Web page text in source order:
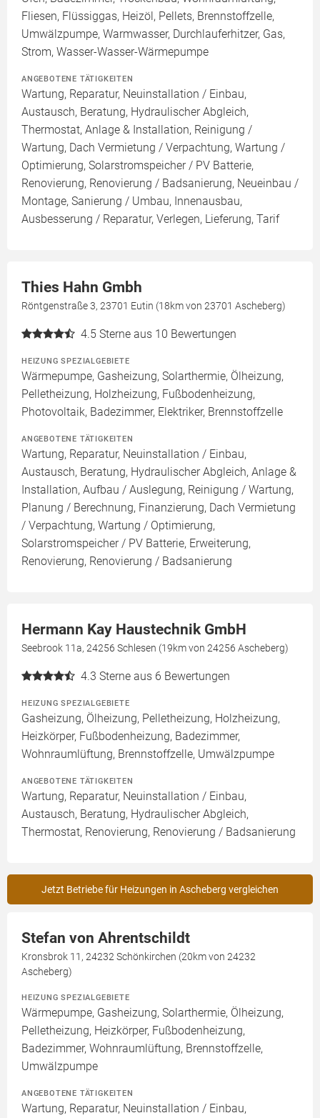
Fliesen, Flüssiggas, Heizöl, Pellets, Brennstoffzelle,
Umwälzpumpe, Warmwasser, Durchlauferhitzer, Gas,
Strom, Wasser-Wasser-Wärmepumpe
ANGEBOTENE TÄTIGKEITEN
Wartung, Reparatur, Neuinstallation / Einbau,
Austausch, Beratung, Hydraulischer Abgleich,
Thermostat, Anlage & Installation, Reinigung /
Wartung, Dach Vermietung / Verpachtung, Wartung /
Optimierung, Solarstromspeicher / PV Batterie,
Renovierung, Renovierung / Badsanierung, Neueinbau /
Montage, Sanierung / Umbau, Innenausbau,
Ausbesserung / Reparatur, Verlegen, Lieferung, Tarif
Thies Hahn Gmbh
Röntgenstraße 3, 23701 Eutin (18km von 23701 Ascheberg)
4.5 Sterne aus 10 Bewertungen
HEIZUNG SPEZIALGEBIETE
Wärmepumpe, Gasheizung, Solarthermie, Ölheizung,
Pelletheizung, Holzheizung, Fußbodenheizung,
Photovoltaik, Badezimmer, Elektriker, Brennstoffzelle
ANGEBOTENE TÄTIGKEITEN
Wartung, Reparatur, Neuinstallation / Einbau,
Austausch, Beratung, Hydraulischer Abgleich, Anlage &
Installation, Aufbau / Auslegung, Reinigung / Wartung,
Planung / Berechnung, Finanzierung, Dach Vermietung
/ Verpachtung, Wartung / Optimierung,
Solarstromspeicher / PV Batterie, Erweiterung,
Renovierung, Renovierung / Badsanierung
Hermann Kay Haustechnik GmbH
Seebrook 11a, 24256 Schlesen (19km von 24256 Ascheberg)
4.3 Sterne aus 6 Bewertungen
HEIZUNG SPEZIALGEBIETE
Gasheizung, Ölheizung, Pelletheizung, Holzheizung,
Heizkörper, Fußbodenheizung, Badezimmer,
Wohnraumlüftung, Brennstoffzelle, Umwälzpumpe
ANGEBOTENE TÄTIGKEITEN
Wartung, Reparatur, Neuinstallation / Einbau,
Austausch, Beratung, Hydraulischer Abgleich,
Thermostat, Renovierung, Renovierung / Badsanierung
Jetzt Betriebe für Heizungen in Ascheberg vergleichen
Stefan von Ahrentschildt
Kronsbrok 11, 24232 Schönkirchen (20km von 24232
Ascheberg)
HEIZUNG SPEZIALGEBIETE
Wärmepumpe, Gasheizung, Solarthermie, Ölheizung,
Pelletheizung, Heizkörper, Fußbodenheizung,
Badezimmer, Wohnraumlüftung, Brennstoffzelle,
Umwälzpumpe
ANGEBOTENE TÄTIGKEITEN
Wartung, Reparatur, Neuinstallation / Einbau,